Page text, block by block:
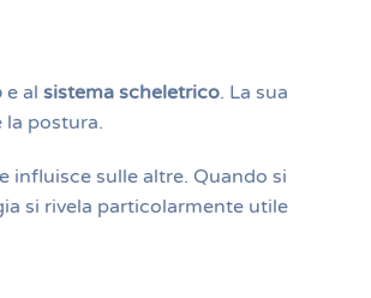
e al sistema scheletrico. La sua
la postura.
influisce sulle altre. Quando si
si rivela particolarmente utile